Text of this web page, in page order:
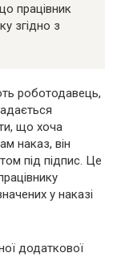
працівник
згідно з
роботодавець,
що хоча
наказ, він
під підпис. Це
у наказі
додаткової